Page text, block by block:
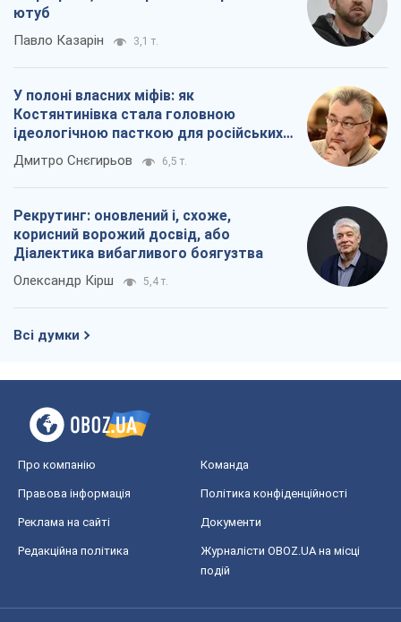
ютуб
Павло Казарін 3,1 т.
У полоні власних міфів: як
Костянтинівка стала головною
ідеологічною пасткою для російських
окупантів
Дмитро Снєгирьов 6,5 т.
Рекрутинг: оновлений і, схоже,
корисний ворожий досвід, або
Діалектика вибагливого боягузтва
Олександр Кірш 5,4 т.
Всі думки
Про компанію Команда
Правова інформація Політика конфіденційності
Реклама на сайті Документи
Редакційна політика
Журналісти OBOZ.UA на місці
подій